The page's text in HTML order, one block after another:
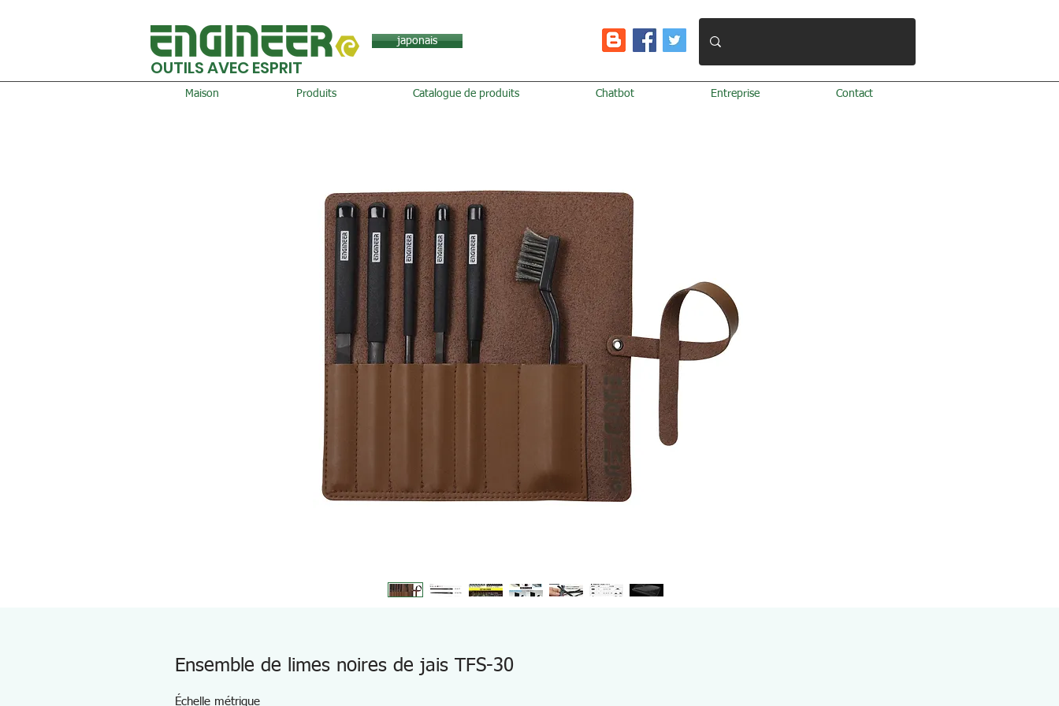
japonais
OUTILS AVEC ESPRIT
Maison Produits Catalogue de produits Chatbot Entreprise Contact
Ensemble de limes noires de jais TFS-30
Échelle métrique